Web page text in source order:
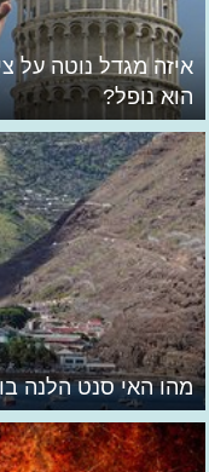
איזה מגדל נוטה על
הוא נופל?
מהו האי סנט הלנה בו